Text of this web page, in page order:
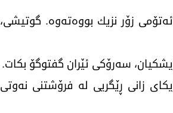
زۆر نزیك بووه‌ته‌وه‌. گوتیشی،
سه‌رۆكی ئێران گفتوگۆ بكات.
زانی ڕێگریی له‌ فرۆشتنی نه‌وتی